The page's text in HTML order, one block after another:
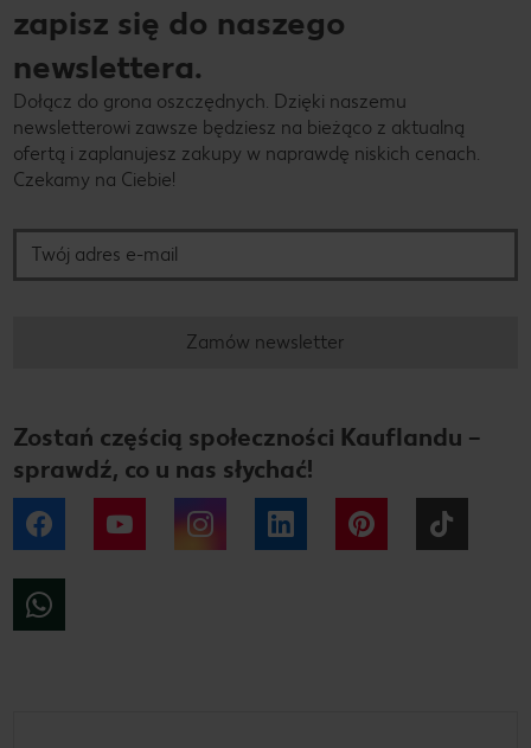
zapisz się do naszego
newslettera.
Dołącz do grona oszczędnych. Dzięki naszemu
newsletterowi zawsze będziesz na bieżąco z aktualną
ofertą i zaplanujesz zakupy w naprawdę niskich cenach.
Czekamy na Ciebie!
Zamów newsletter
Zostań częścią społeczności Kauflandu –
sprawdź, co u nas słychać!
Facebook YouTube Instagram LinkedIn Pinterest